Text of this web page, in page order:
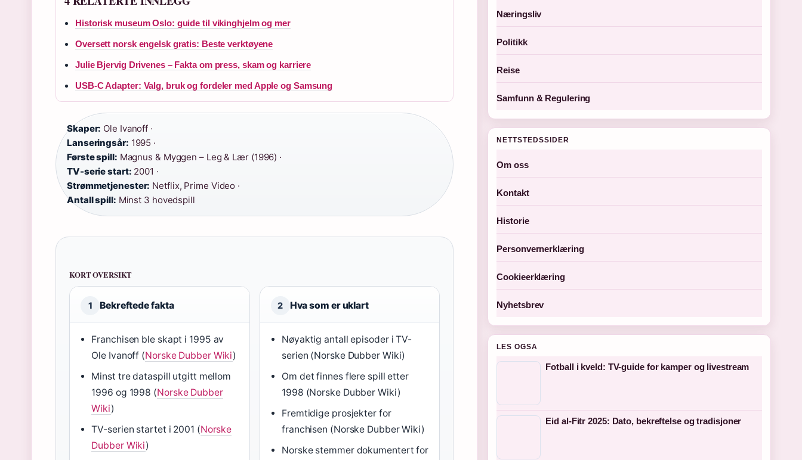
Historisk museum Oslo: guide til vikinghjelm og mer
Oversett norsk engelsk gratis: Beste verktøyene
Julie Bjervig Drivenes – Fakta om press, skam og karriere
USB-C Adapter: Valg, bruk og fordeler med Apple og Samsung
Skaper: Ole Ivanoff ·
Lanseringsår: 1995 ·
Første spill: Magnus & Myggen – Leg & Lær (1996) ·
TV-serie start: 2001 ·
Strømmetjenester: Netflix, Prime Video ·
Antall spill: Minst 3 hovedspill
KORT OVERSIKT
1 Bekreftede fakta
Franchisen ble skapt i 1995 av
Ole Ivanoff (Norske Dubber Wiki)
Minst tre dataspill utgitt mellom
1996 og 1998 (Norske Dubber
Wiki)
TV-serien startet i 2001 (Norske
Dubber Wiki)
2 Hva som er uklart
Nøyaktig antall episoder i TV-
serien (Norske Dubber Wiki)
Om det finnes flere spill etter
1998 (Norske Dubber Wiki)
Fremtidige prosjekter for
franchisen (Norske Dubber Wiki)
Norske stemmer dokumentert for
Næringsliv
Politikk
Reise
Samfunn & Regulering
NETTSTEDSSIDER
Om oss
Kontakt
Historie
Personvernerklæring
Cookieerklæring
Nyhetsbrev
LES OGSA
Fotball i kveld: TV-guide for kamper og livestream
Eid al-Fitr 2025: Dato, bekreftelse og tradisjoner